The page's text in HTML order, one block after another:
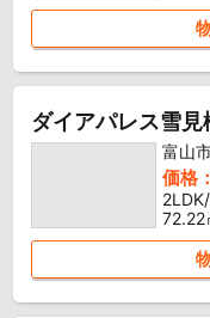
ダイアパレス雪見
富山
価格